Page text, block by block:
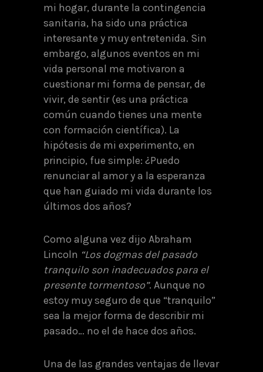
mi hogar, durante la contingencia
sanitaria, ha sido una práctica
interesante y muy entretenida. Sin
embargo, algunos eventos en mi
vida personal me motivaron a
cuestionar mi forma de pensar, de
vivir, de sentir (es una práctica
común cuando tienes una mente
con formación científica). La
hipótesis de mi experimento, en
principio, fue simple: ¿Puedo
renunciar al amor y a la esperanza
que han guiado mi vida durante los
últimos dos años?
Como alguna vez dijo Abraham
Lincoln “Los dogmas del pasado
tranquilo son inadecuados para el
presente tormentoso”. Aunque no
estoy muy seguro de que “tranquilo”
sea la mejor forma de describir mi
pasado… no el de hace dos años.
Una de las grandes ventajas de llevar